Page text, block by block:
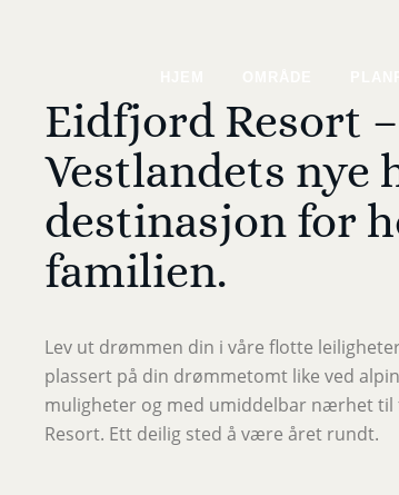
Eidfjord Resort
Vestlandets nye
destinasjon for
familien.
Lev ut drømmen din i våre flotte
plassert på din drømmetomt like ved
muligheter og med umiddelbar nærhet til
Resort. Ett deilig sted å være året rundt.